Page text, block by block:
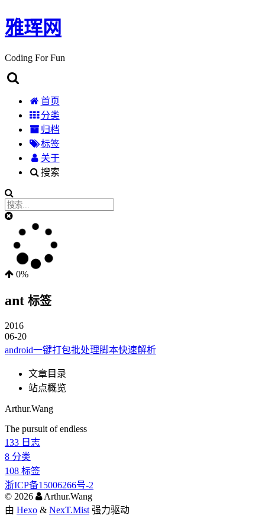
雅珲网
Coding For Fun
首页
分类
归档
标签
关于
搜索
0%
ant 标签
2016
06-20
android一键打包批处理脚本快速解析
文章目录
站点概览
Arthur.Wang
The pursuit of endless
133 日志
8 分类
108 标签
浙ICP备15006266号-2
© 2026
Arthur.Wang
由 Hexo & NexT.Mist 强力驱动